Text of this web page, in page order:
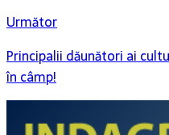
Următor
Principalii dăunători ai
în câmp!